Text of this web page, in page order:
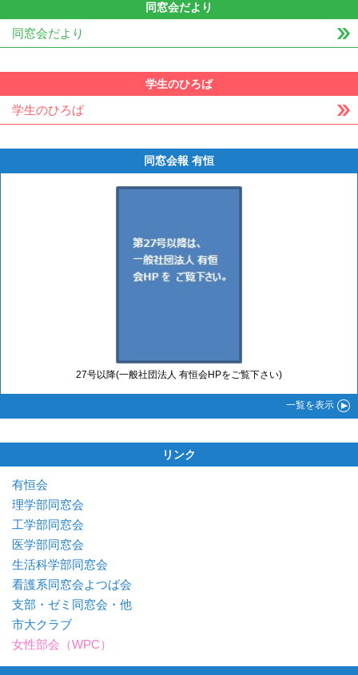
同窓会だより
同窓会だより
学生のひろば
学生のひろば
同窓会報 有恒
27号以降(一般社団法人 有恒会HPをご覧下さい)
一覧を表示
リンク
有恒会
理学部同窓会
工学部同窓会
医学部同窓会
生活科学部同窓会
看護系同窓会よつば会
支部・ゼミ同窓会・他
市大クラブ
女性部会（WPC）